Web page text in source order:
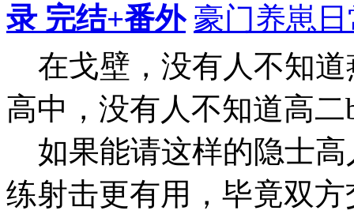
录 完结+番外 豪门养崽
在戈壁，没有人不知道
高中，没有人不知道高
如果能请这样的隐士高
练射击更有用，毕竟双